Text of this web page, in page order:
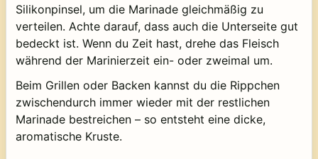
Silikonpinsel, um die Marinade gleichmäßig zu
verteilen. Achte darauf, dass auch die Unterseite gut
bedeckt ist. Wenn du Zeit hast, drehe das Fleisch
während der Marinierzeit ein- oder zweimal um.
Beim Grillen oder Backen kannst du die Rippchen
zwischendurch immer wieder mit der restlichen
Marinade bestreichen – so entsteht eine dicke,
aromatische Kruste.